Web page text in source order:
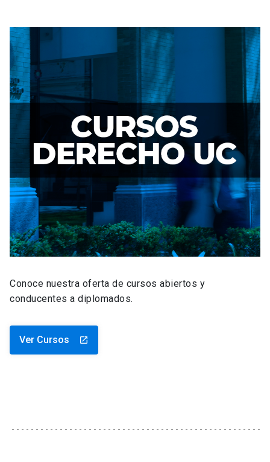
Conoce nuestra oferta de cursos abiertos y
conducentes a diplomados.
Ver Cursos launch